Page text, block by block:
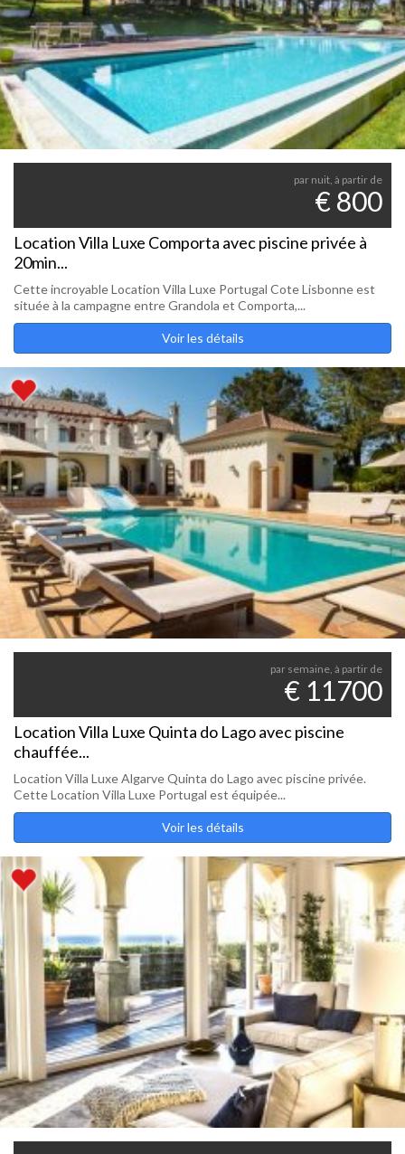
par nuit, à partir de
€ 800
Location Villa Luxe Comporta avec piscine privée à
20min...
Cette incroyable Location Villa Luxe Portugal Cote Lisbonne est
située à la campagne entre Grandola et Comporta,...
Voir les détails
par semaine, à partir de
€ 11700
Location Villa Luxe Quinta do Lago avec piscine
chauffée...
Location Villa Luxe Algarve Quinta do Lago avec piscine privée.
Cette Location Villa Luxe Portugal est équipée...
Voir les détails